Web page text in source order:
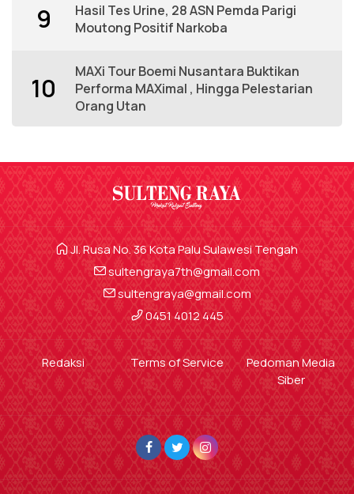
9
Hasil Tes Urine, 28 ASN Pemda Parigi
Moutong Positif Narkoba
10
MAXi Tour Boemi Nusantara Buktikan
Performa MAXimal , Hingga Pelestarian
Orang Utan
Jl. Rusa No. 36 Kota Palu Sulawesi Tengah
sultengraya7th@gmail.com
sultengraya@gmail.com
0451 4012 445
Redaksi Terms of Service
Pedoman Media
Siber